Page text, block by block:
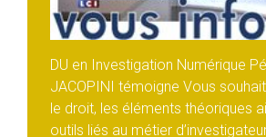
DU en Investigation Numérique
JACOPINI témoigne Vous
le droit, les éléments théoriques
outils liés au métier